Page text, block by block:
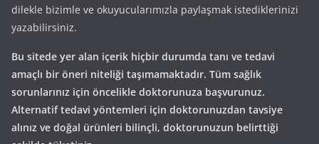
dilekle bizimle ve okuyucularımızla paylaşmak istediklerinizi
yazabilirsiniz.
Bu sitede yer alan içerik hiçbir durumda tanı ve tedavi
amaçlı bir öneri niteliği taşımamaktadır. Tüm sağlık
sorunlarınız için öncelikle doktorunuza başvurunuz.
Alternatif tedavi yöntemleri için doktorunuzdan tavsiye
alınız ve doğal ürünleri bilinçli, doktorunuzun belirttiği